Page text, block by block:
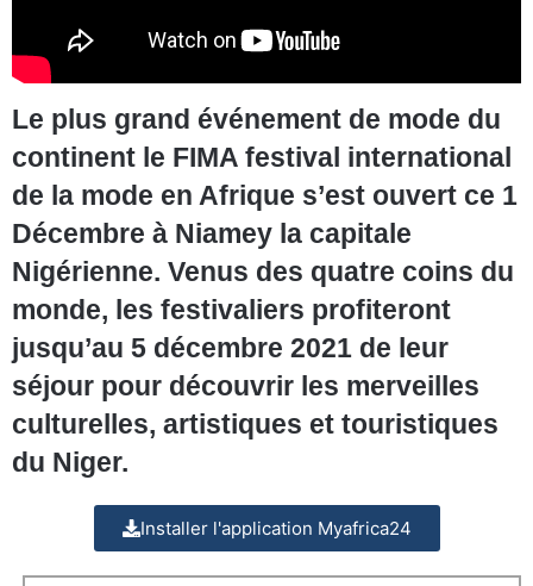
Le plus grand événement de mode du
continent le FIMA festival international
de la mode en Afrique s’est ouvert ce 1
Décembre à Niamey la capitale
Nigérienne. Venus des quatre coins du
monde, les festivaliers profiteront
jusqu’au 5 décembre 2021 de leur
séjour pour découvrir les merveilles
culturelles, artistiques et touristiques
du Niger.
Installer l'application Myafrica24